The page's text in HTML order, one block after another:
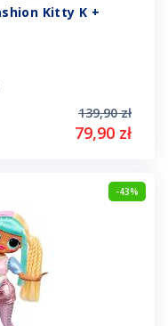
Kitty K +
139,90 zł
79,90 zł
-43%